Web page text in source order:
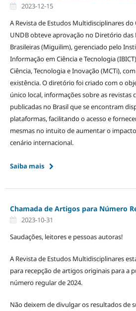
2023-12-15
A Revista de Estudos Multidisciplinares
UNDB obteve aprovação no Diretório das
Brasileiras (Miguilim), gerenciado pelo
Informação em Ciência e Tecnologia
Ciência, Tecnologia e Inovação (MCTi),
existência. O diretório foi criado com o
único local, informações sobre as revistas
publicadas no Brasil que se encontram
plataformas, facilitando o acesso e
mesmas no intuito de aumentar o
cenário internacional.
Saiba mais
Chamada de Artigos para Número
2023-10-31
Saudações, leitores e pessoas autoras!
A Revista de Estudos Multidisciplinares
para recepção de artigos originais para a
número regular de 2024.
Não deixem de divulgar os resultados de